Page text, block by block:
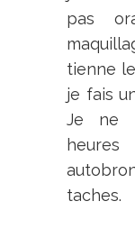
pas
tienne
je fais
Je ne
taches.